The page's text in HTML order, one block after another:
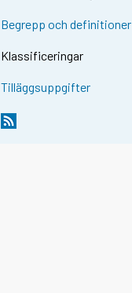
Begrepp och definitioner
Klassificeringar
Tilläggsuppgifter